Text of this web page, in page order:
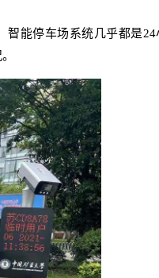
智能停车场系统几乎都是